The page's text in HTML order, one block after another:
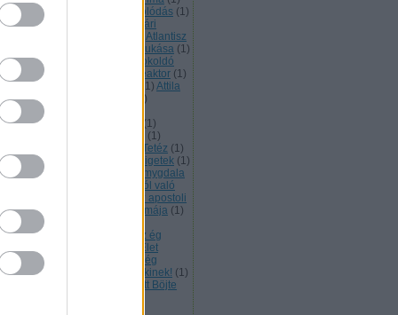
( áthangolás áthangolódás (1)
a Hunok királya
Atilla nyári
Atlantisz
Atlantisz bukása (1)
átokoldó
atomerőmű atomreaktor (1)
1) Attila
(
)
( (1)
(1)
Avilai Szent Tetéz (1)
(1 azért küldtelek Azovi szigetek (1)
agytörzs kéken világít
az amygdala
Az anyagból való
az apostoli
működik
az Aranykor imája (1)
Aranykor itt van
napja
az ég
Az Élet
ősi titka
Az emberiség
megbocsájtunk mindenkinek! (1)
emberi méltóságért díjat kapott Böjte